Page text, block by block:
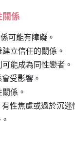
關係
可能有障礙。
立信任的關係。
能成為同性戀者。
受影響。
係。
性焦慮或過於沉迷